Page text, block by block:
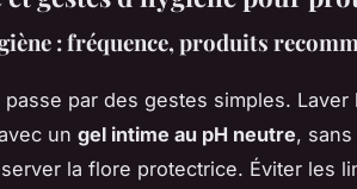
: fréquence, produits
passe par des gestes simples.
un gel intime au pH neutre,
la flore protectrice. Éviter les